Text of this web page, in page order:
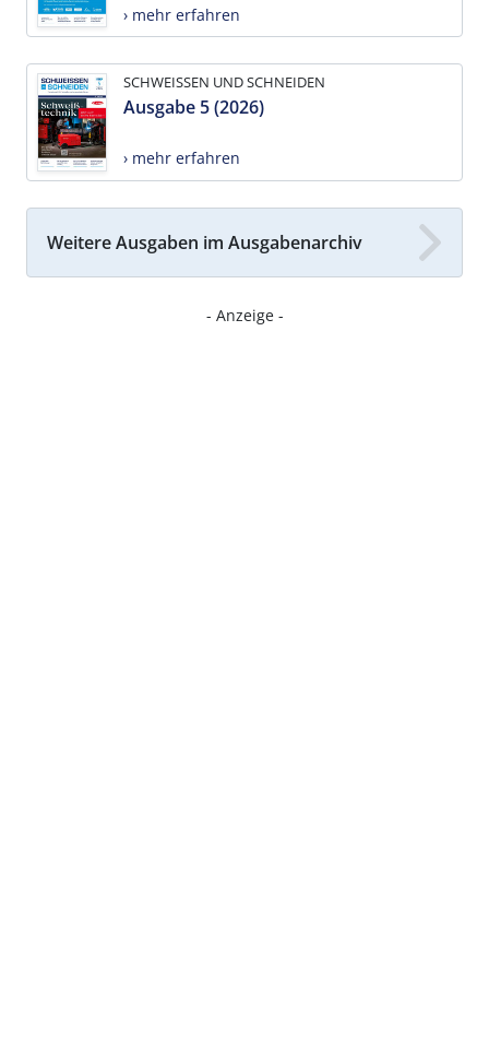
› mehr erfahren
SCHWEISSEN UND SCHNEIDEN
Ausgabe 5 (2026)
› mehr erfahren
Weitere Ausgaben im Ausgabenarchiv
- Anzeige -